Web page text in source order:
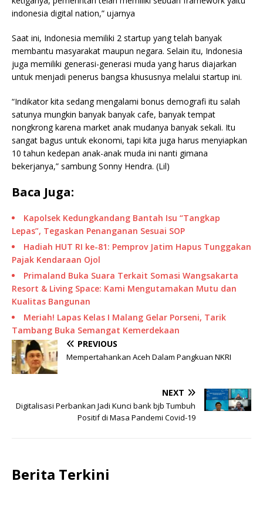
indonesia digital nation,” ujarnya
Saat ini, Indonesia memiliki 2 startup yang telah banyak
membantu masyarakat maupun negara. Selain itu, Indonesia
juga memiliki generasi-generasi muda yang harus diajarkan
untuk menjadi penerus bangsa khususnya melalui startup ini.
“Indikator kita sedang mengalami bonus demografi itu salah
satunya mungkin banyak banyak cafe, banyak tempat
nongkrong karena market anak mudanya banyak sekali. Itu
sangat bagus untuk ekonomi, tapi kita juga harus menyiapkan
10 tahun kedepan anak-anak muda ini nanti gimana
bekerjanya,” sambung Sonny Hendra. (Lil)
Baca Juga:
Kapolsek Kedungkandang Bantah Isu “Tangkap
Lepas”, Tegaskan Penanganan Sesuai SOP
Hadiah HUT RI ke-81: Pemprov Jatim Hapus Tunggakan
Pajak Kendaraan Ojol
Primaland Buka Suara Terkait Somasi Wangsakarta
Resort & Living Space: Kami Mengutamakan Mutu dan
Kualitas Bangunan
Meriah! Lapas Kelas I Malang Gelar Porseni, Tarik
Tambang Buka Semangat Kemerdekaan
PREVIOUS
Mempertahankan Aceh Dalam Pangkuan NKRI
NEXT
Digitalisasi Perbankan Jadi Kunci bank bjb Tumbuh
Positif di Masa Pandemi Covid-19
Berita Terkini